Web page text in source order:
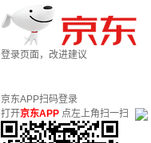
登录页面，改进建议
京东APP扫码登录
打开京东APP 点左上角扫一扫